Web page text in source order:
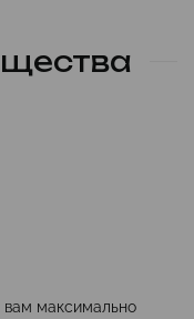
вам максимально